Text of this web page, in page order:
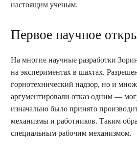
настоящим ученым.
Первое научное
На многие научные разработки
на экспериментах в шахтах.
горнотехнический надзор, но и
аргументировали отказ одним —
изначально было принято
механизмы и работников. Таким
специальным рабочим механизмом.